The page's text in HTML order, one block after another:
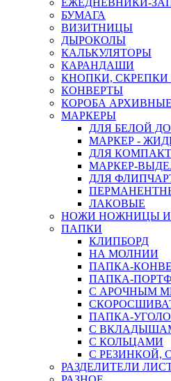
ЕЖЕДНЕВНИКИ-
БУМАГА
ВИЗИТНИЦЫ
ДЫРОКОЛЫ
КАЛЬКУЛЯТОРЫ
КАРАНДАШИ
КНОПКИ,
КОНВЕРТЫ
КОРОБА АРХИВНЫЕ
МАРКЕРЫ
ДЛЯ БЕЛОЙ
МАРКЕР -
ДЛЯ
МАРКЕР-
ДЛЯ
ЛАКОВЫЕ
НОЖИ НОЖНИЦЫ И
ПАПКИ
КЛИПБОРД
НА МОЛНИИ
ПАПКА-
ПАПКА-
С АРОЧНЫМ
ПАПКА-
С
С КОЛЬЦАМИ
С РЕЗИНКОЙ,
РАЗДЕЛИТЕЛИ